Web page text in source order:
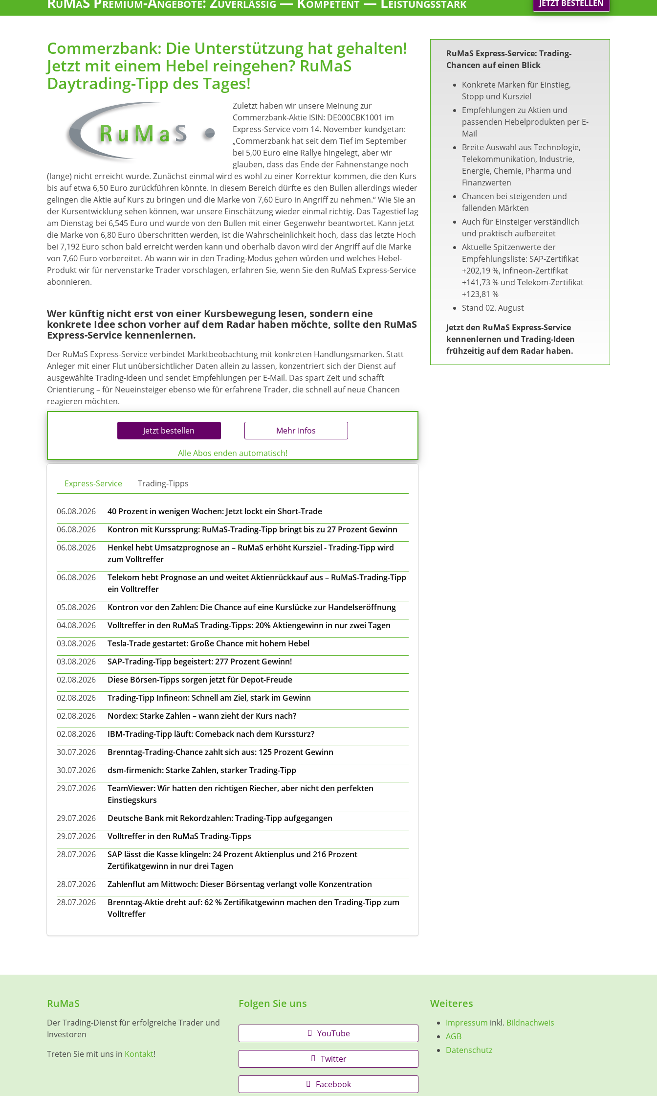
JETZT BESTELLEN
Commerzbank: Die Unterstützung hat gehalten!
Jetzt mit einem Hebel reingehen? RuMaS
Daytrading-Tipp des Tages!
Zuletzt haben wir unsere Meinung zur
Commerzbank-Aktie ISIN: DE000CBK1001 im
Express-Service vom 14. November kundgetan:
„Commerzbank hat seit dem Tief im September
bei 5,00 Euro eine Rallye hingelegt, aber wir
glauben, dass das Ende der Fahnenstange noch
(lange) nicht erreicht wurde. Zunächst einmal wird es wohl zu einer Korrektur kommen, die den Kurs
bis auf etwa 6,50 Euro zurückführen könnte. In diesem Bereich dürfte es den Bullen allerdings wieder
gelingen die Aktie auf Kurs zu bringen und die Marke von 7,60 Euro in Angriff zu nehmen.“ Wie Sie an
der Kursentwicklung sehen können, war unsere Einschätzung wieder einmal richtig. Das Tagestief lag
am Dienstag bei 6,545 Euro und wurde von den Bullen mit einer Gegenwehr beantwortet. Kann jetzt
die Marke von 6,80 Euro überschritten werden, ist die Wahrscheinlichkeit hoch, dass das letzte Hoch
bei 7,192 Euro schon bald erreicht werden kann und oberhalb davon wird der Angriff auf die Marke
von 7,60 Euro vorbereitet. Ab wann wir in den Trading-Modus gehen würden und welches Hebel-
Produkt wir für nervenstarke Trader vorschlagen, erfahren Sie, wenn Sie den RuMaS Express-Service
abonnieren.
Wer künftig nicht erst von einer Kursbewegung lesen, sondern eine
konkrete Idee schon vorher auf dem Radar haben möchte, sollte den RuMaS
Express-Service kennenlernen.
Der RuMaS Express-Service verbindet Marktbeobachtung mit konkreten Handlungsmarken. Statt
Anleger mit einer Flut unübersichtlicher Daten allein zu lassen, konzentriert sich der Dienst auf
ausgewählte Trading-Ideen und sendet Empfehlungen per E-Mail. Das spart Zeit und schafft
Orientierung – für Neueinsteiger ebenso wie für erfahrene Trader, die schnell auf neue Chancen
reagieren möchten.
Jetzt bestellen Mehr Infos
Alle Abos enden automatisch!
Express-Service Trading-Tipps
06.08.2026
40 Prozent in wenigen Wochen: Jetzt lockt ein Short-Trade
06.08.2026
Kontron mit Kurssprung: RuMaS-Trading-Tipp bringt bis zu 27 Prozent Gewinn
06.08.2026
Henkel hebt Umsatzprognose an – RuMaS erhöht Kursziel - Trading-Tipp wird
zum Volltreffer
06.08.2026
Telekom hebt Prognose an und weitet Aktienrückkauf aus – RuMaS-Trading-Tipp
ein Volltreffer
05.08.2026
Kontron vor den Zahlen: Die Chance auf eine Kurslücke zur Handelseröffnung
04.08.2026
Volltreffer in den RuMaS Trading-Tipps: 20% Aktiengewinn in nur zwei Tagen
03.08.2026
Tesla-Trade gestartet: Große Chance mit hohem Hebel
03.08.2026
SAP-Trading-Tipp begeistert: 277 Prozent Gewinn!
02.08.2026
Diese Börsen-Tipps sorgen jetzt für Depot-Freude
02.08.2026
Trading-Tipp Infineon: Schnell am Ziel, stark im Gewinn
02.08.2026
Nordex: Starke Zahlen – wann zieht der Kurs nach?
02.08.2026
IBM-Trading-Tipp läuft: Comeback nach dem Kurssturz?
30.07.2026
Brenntag-Trading-Chance zahlt sich aus: 125 Prozent Gewinn
30.07.2026
dsm-firmenich: Starke Zahlen, starker Trading-Tipp
29.07.2026
TeamViewer: Wir hatten den richtigen Riecher, aber nicht den perfekten
Einstiegskurs
29.07.2026
Deutsche Bank mit Rekordzahlen: Trading-Tipp aufgegangen
29.07.2026
Volltreffer in den RuMaS Trading-Tipps
28.07.2026
SAP lässt die Kasse klingeln: 24 Prozent Aktienplus und 216 Prozent
Zertifikatgewinn in nur drei Tagen
28.07.2026
Zahlenflut am Mittwoch: Dieser Börsentag verlangt volle Konzentration
28.07.2026
Brenntag-Aktie dreht auf: 62 % Zertifikatgewinn machen den Trading-Tipp zum
Volltreffer
RuMaS Express-Service: Trading-
Chancen auf einen Blick
Konkrete Marken für Einstieg,
Stopp und Kursziel
Empfehlungen zu Aktien und
passenden Hebelprodukten per E-
Mail
Breite Auswahl aus Technologie,
Telekommunikation, Industrie,
Energie, Chemie, Pharma und
Finanzwerten
Chancen bei steigenden und
fallenden Märkten
Auch für Einsteiger verständlich
und praktisch aufbereitet
Aktuelle Spitzenwerte der
Empfehlungsliste: SAP-Zertifikat
+202,19 %, Infineon-Zertifikat
+141,73 % und Telekom-Zertifikat
+123,81 %
Stand 02. August
Jetzt den RuMaS Express-Service
kennenlernen und Trading-Ideen
frühzeitig auf dem Radar haben.
RuMaS
Der Trading-Dienst für erfolgreiche Trader und
Investoren
Treten Sie mit uns in Kontakt!
Folgen Sie uns
YouTube
Twitter
Facebook
Weiteres
Impressum inkl. Bildnachweis
AGB
Datenschutz